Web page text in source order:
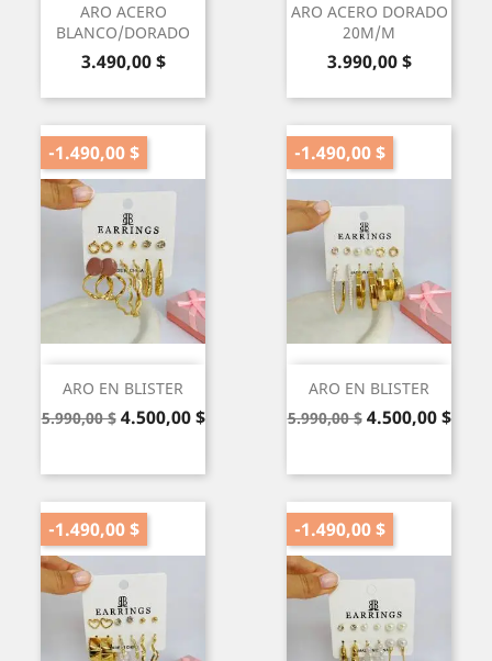
ARO ACERO
BLANCO/DORADO
Precio
3.490,00 $
ARO ACERO DORADO
20M/M
Precio
3.990,00 $
ARO EN BLISTER
Precio
5.990,00 $ Precio
4.500,00 $
-1.490,00 $
ARO EN BLISTER
Precio
5.990,00 $ Precio
4.500,00 $
-1.490,00 $
-1.490,00 $ -1.490,00 $